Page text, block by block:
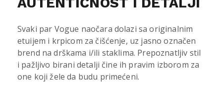
Svaki par Vogue naočara dolazi sa originalnim
etuijem i krpicom za čišćenje, uz jasno označen
brend na drškama i/ili staklima. Prepoznatljiv stil
i pažljivo birani detalji čine ih pravim izborom za
one koji žele da budu primećeni.